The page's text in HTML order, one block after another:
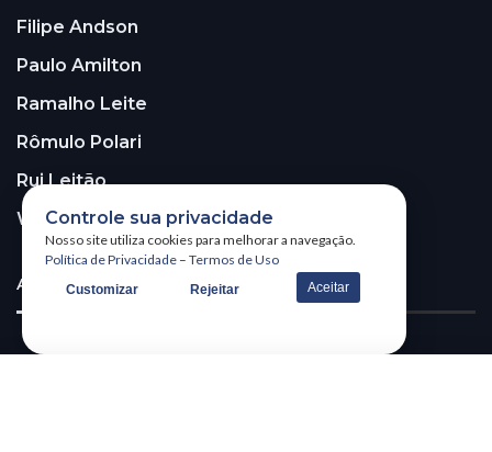
Filipe Andson
Paulo Amilton
Ramalho Leite
Rômulo Polari
Rui Leitão
Walter Santos
ASSINE A NOSSA NEWSLETTER!
Controle sua privacidade
Nosso site utiliza cookies para melhorar a navegação.
Política de Privacidade – Termos de Uso
Customizar Rejeitar Aceitar